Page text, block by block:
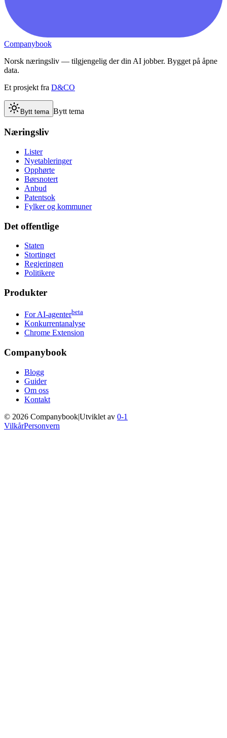
Companybook
Norsk næringsliv — tilgjengelig der din AI jobber. Bygget på åpne
data.
Et prosjekt fra D&CO
Bytt tema Bytt tema
Næringsliv
Lister
Nyetableringer
Opphørte
Børsnotert
Anbud
Patentsok
Fylker og kommuner
Det offentlige
Staten
Stortinget
Regjeringen
Politikere
Produkter
For AI-agenterbeta
Konkurrentanalyse
Chrome Extension
Companybook
Blogg
Guider
Om oss
Kontakt
© 2026 Companybook|Utviklet av 0-1
VilkårPersonvern